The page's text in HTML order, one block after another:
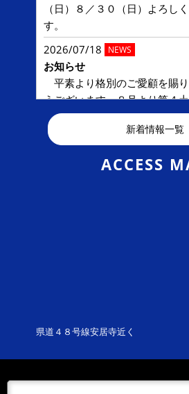
（日）８／３０（日）よろし
す。
2026/07/18
NEWS
お知らせ
平素より格別のご愛顧を賜
うございます。８月より第４
ます。皆様にはご迷惑をおか
れか...
NEWS
７月の休業日
2026/04/03
NEWS
４月の休業日
新着情報一覧
ACCESS
県道４８号線安居寺近く